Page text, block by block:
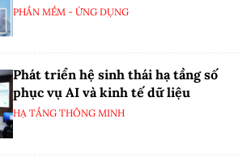
PHẦN MỀM - ỨNG DỤNG
Phát triển hệ sinh thái hạ tầng số
phục vụ AI và kinh tế dữ liệu
HẠ TẦNG THÔNG MINH